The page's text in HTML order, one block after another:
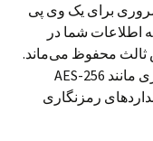
برای یک وی پی
شما در
ثالث محفوظ می‌ماند.
بهترین وی پی ان‌ها از پروتکل‌های رمزنگاری مانند AES-256
رمزنگاری